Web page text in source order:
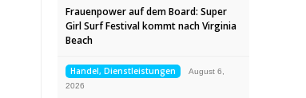
Frauenpower auf dem Board: Super
Girl Surf Festival kommt nach Virginia
Beach
Handel, Dienstleistungen
August 6,
2026